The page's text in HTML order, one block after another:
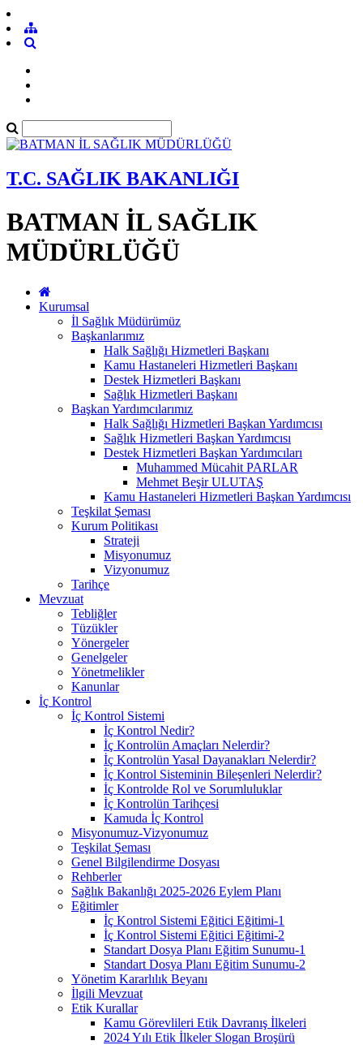
T.C. SAĞLIK BAKANLIĞI
BATMAN İL SAĞLIK
MÜDÜRLÜĞÜ
Kurumsal
İl Sağlık Müdürümüz
Başkanlarımız
Halk Sağlığı Hizmetleri Başkanı
Kamu Hastaneleri Hizmetleri Başkanı
Destek Hizmetleri Başkanı
Sağlık Hizmetleri Başkanı
Başkan Yardımcılarımız
Halk Sağlığı Hizmetleri Başkan Yardımcısı
Sağlık Hizmetleri Başkan Yardımcısı
Destek Hizmetleri Başkan Yardımcıları
Muhammed Mücahit PARLAR
Mehmet Beşir ULUTAŞ
Kamu Hastaneleri Hizmetleri Başkan Yardımcısı
Teşkilat Şeması
Kurum Politikası
Strateji
Misyonumuz
Vizyonumuz
Tarihçe
Mevzuat
Tebliğler
Tüzükler
Yönergeler
Genelgeler
Yönetmelikler
Kanunlar
İç Kontrol
İç Kontrol Sistemi
İç Kontrol Nedir?
İç Kontrolün Amaçları Nelerdir?
İç Kontrolün Yasal Dayanakları Nelerdir?
İç Kontrol Sisteminin Bileşenleri Nelerdir?
İç Kontrolde Rol ve Sorumluluklar
İç Kontrolün Tarihçesi
Kamuda İç Kontrol
Misyonumuz-Vizyonumuz
Teşkilat Şeması
Genel Bilgilendirme Dosyası
Rehberler
Sağlık Bakanlığı 2025-2026 Eylem Planı
Eğitimler
İç Kontrol Sistemi Eğitici Eğitimi-1
İç Kontrol Sistemi Eğitici Eğitimi-2
Standart Dosya Planı Eğitim Sunumu-1
Standart Dosya Planı Eğitim Sunumu-2
Yönetim Kararlılık Beyanı
İlgili Mevzuat
Etik Kurallar
Kamu Görevlileri Etik Davranış İlkeleri
2024 Yılı Etik İlkeler Slogan Broşürü